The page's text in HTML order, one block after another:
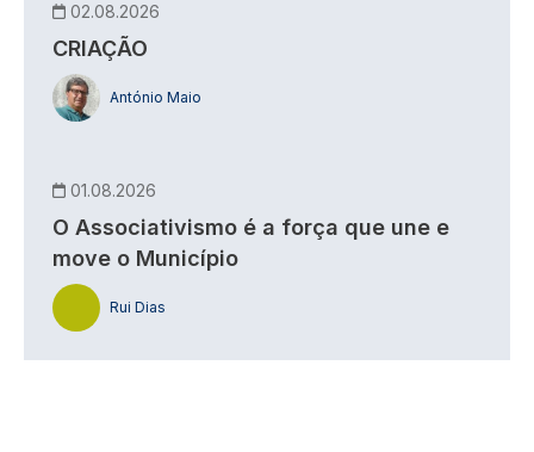
02.08.2026
CRIAÇÃO
António Maio
01.08.2026
O Associativismo é a força que une e
move o Município
Rui Dias